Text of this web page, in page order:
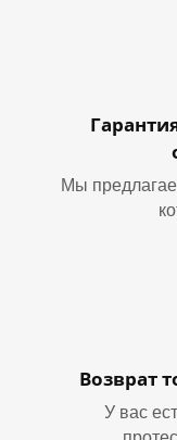
Мы
Возврат
У вас